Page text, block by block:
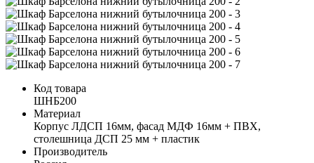
Код товара
ШНБ200
Материал
Корпус ЛДСП 16мм, фасад МДФ 16мм + ПВХ,
столешница ДСП 25 мм + пластик
Производитель